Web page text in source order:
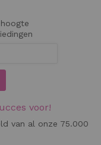
voor!
van al onze 75.000